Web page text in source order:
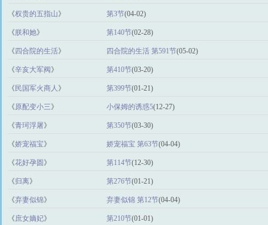
《权贵的五指山》 第3节(04-02)
《朕和她》 第140节(02-28)
《 四合院的生活》 四合院的生活 第591节(05-02)
《辛亥大军阀 》 第410节(03-20)
《 民国军火商人 》 第399节(01-21)
《原配变小三》 小保姆的诱惑5(12-27)
《青珂浮屠》 第350节(03-30)
《娇宠福宝》 娇宠福宝 第63节(04-04)
《花好孕圆 》 第114节(12-30)
《归离》 第276节(01-21)
《弃妻似锦》 弃妻似锦 第12节(04-04)
《庶女嫡妃》 第210节(01-01)